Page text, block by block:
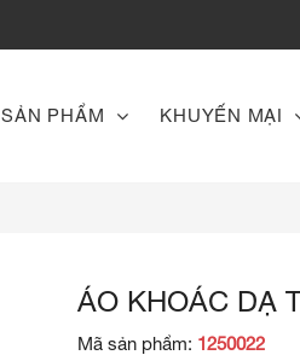
SẢN PHẨM KHUYẾN MẠI
ÁO KHOÁC DẠ
Mã sản phẩm: 1250022